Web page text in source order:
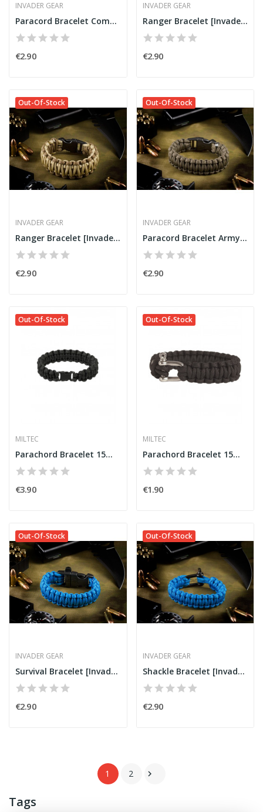
Tags
INVADER GEAR
Paracord Bracelet Compact Army Green [Invader...
€2.90
INVADER GEAR
Ranger Bracelet [Invader Gear]
€2.90
Out-Of-Stock
INVADER GEAR
Ranger Bracelet [Invader Gear]
€2.90
Out-Of-Stock
INVADER GEAR
Paracord Bracelet Army Green [Invader Gear]
€2.90
Out-Of-Stock
MILTEC
Parachord Bracelet 15mm Black [Miltec]
€3.90
Out-Of-Stock
MILTEC
Parachord Bracelet 15mm Black
€1.90
Out-Of-Stock
INVADER GEAR
Survival Bracelet [Invader Gear]
€2.90
Out-Of-Stock
INVADER GEAR
Shackle Bracelet [Invader Gear]
€2.90
1 2 